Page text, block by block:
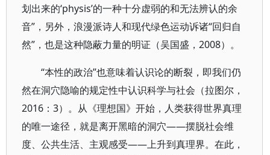
划出来的‘physis’的一种十分虚弱的和无法辨认的余
音”，另外，浪漫派诗人和现代绿色运动诉诸“回归自
然”，也是这种隐蔽力量的明证（吴国盛，2008）。
“本性的政治”也意味着认识论的断裂，即我们仍
然在洞穴隐喻的规定性中认识科学与社会（拉图尔，
2016：3）。从《理想国》开始，人类获得世界真理
的唯一途径，就是离开黑暗的洞穴——摆脱社会维
度、公共生活、主观感受——上升到真理界。在此，